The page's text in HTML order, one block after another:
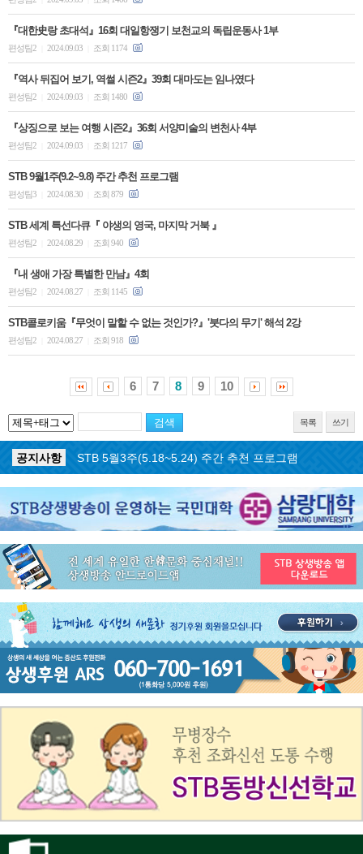
『대한史랑 초대석』16회 대일항쟁기 보천교의 독립운동사 1부
편성팀2 2024.09.03 조회 1174
『역사 뒤집어 보기, 역썰 시즌2』39회 대마도는 임나였다
편성팀2 2024.09.03 조회 1480
『상징으로 보는 여행 시즌2』36회 서양미술의 변천사 4부
편성팀2 2024.09.03 조회 1217
STB 9월1주(9.2~9.8) 주간 추천 프로그램
편성팀3 2024.08.30 조회 879
STB 세계 특선다큐『 야생의 영국, 마지막 거북 』
편성팀2 2024.08.29 조회 940
『내 생애 가장 특별한 만남』4회
편성팀2 2024.08.27 조회 1145
STB콜로키움『무엇이 말할 수 없는 것인가?』'붓다의 무기' 해석 2강
편성팀2 2024.08.27 조회 918
6 7 8 9 10
목록 쓰기
공지사항 ON AIR 서비스 장애 복구 안내
공지사항
STB 5월4주(5.25~5.31) 주간 추천 프로그램
공지사항
STB 5월3주(5.18~5.24) 주간 추천 프로그램
공지사항
STB 4월마지막주(4.27~5.3) 주간 추천 프로그램
STB 4월4주(4.20~4.26) 주간 추천 프로그램
공지사항
STB 4월2주(4.6~4.12) 주간 추천 프로그램
공지사항
STB 4월1주(3.30~4.5) 주간 추천 프로그램
공지사항
STB 3월4주(3.23~3.29) 주간 추천 프로그램